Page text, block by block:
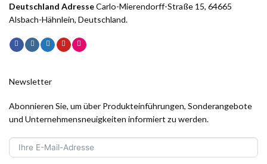
Deutschland AdresseCarlo-Mierendorff-Straße 15, 64665
Alsbach-Hähnlein, Deutschland.
Newsletter
Abonnieren Sie, um über Produkteinführungen, Sonderangebote
und Unternehmensneuigkeiten informiert zu werden.